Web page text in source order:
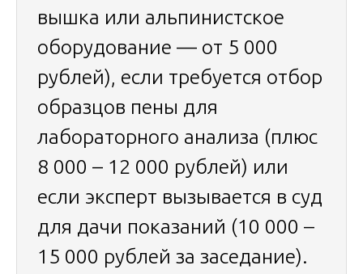
вышка или альпинистское
оборудование — от 5 000
рублей), если требуется отбор
образцов пены для
лабораторного анализа (плюс
8 000 – 12 000 рублей) или
если эксперт вызывается в суд
для дачи показаний (10 000 –
15 000 рублей за заседание).